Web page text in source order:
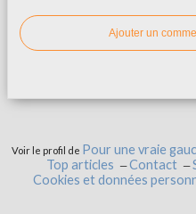
Ajouter un
Voir le profil de Pour une vraie
Top articles Contact
Cookies et données